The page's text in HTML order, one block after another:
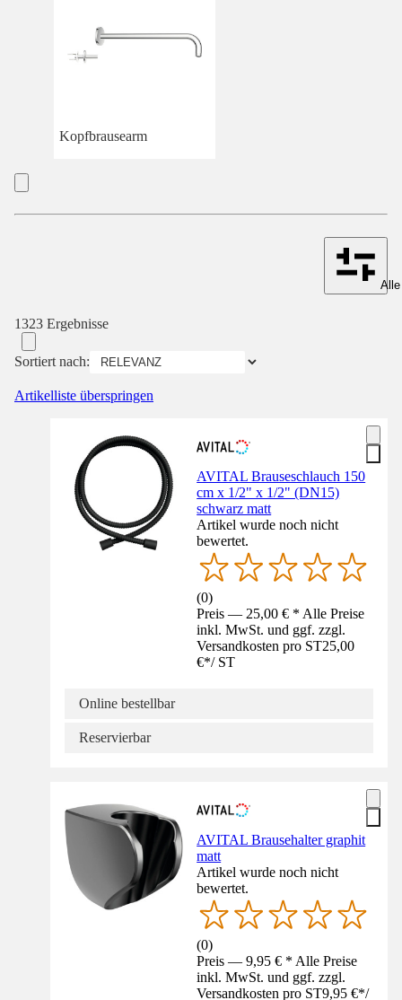
Kopfbrausearm
1323 Ergebnisse
Sortiert nach:
Artikelliste überspringen
AVITAL Brauseschlauch 150
cm x 1/2" x 1/2" (DN15)
schwarz matt
Artikel wurde noch nicht
bewertet.
(0)
Preis — 25,00 € * Alle Preise
inkl. MwSt. und ggf. zzgl.
Versandkosten pro ST25,00
€*/ ST
Online bestellbar
Reservierbar
AVITAL Brausehalter graphit
matt
Artikel wurde noch nicht
bewertet.
(0)
Preis — 9,95 € * Alle Preise
inkl. MwSt. und ggf. zzgl.
Versandkosten pro ST9,95 €*/